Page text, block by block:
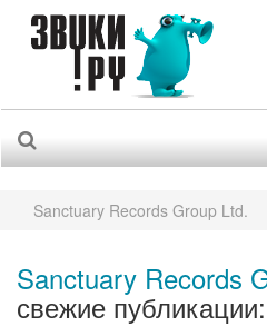
Sanctuary Records Group Ltd.
Sanctuary Records
свежие публикации: